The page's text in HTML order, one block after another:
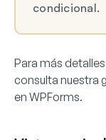
condicional.
Para más
consulta nuestra
en WPForms.